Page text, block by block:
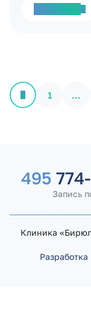
1 ...
495
Запись
Клиника
Разработка